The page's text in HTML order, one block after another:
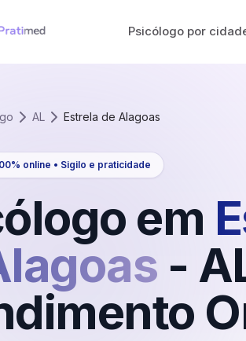
Psicólogo por
AL Estrela de Alagoas
online • Sigilo e praticidade
em
-